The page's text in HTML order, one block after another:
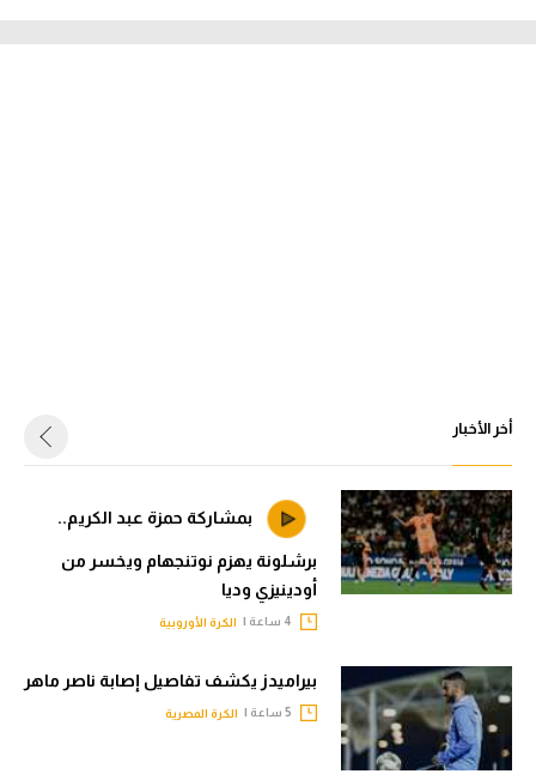
أخر الأخبار
بمشاركة حمزة عبد الكريم..
برشلونة يهزم نوتنجهام ويخسر من
أودينيزي وديا
الكرة الأوروبية
بيراميدز يكشف تفاصيل إصابة ناصر ماهر
الكرة المصرية